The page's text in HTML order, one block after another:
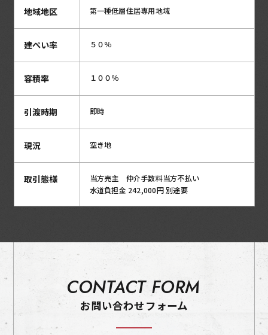
地域地区 第一種低層住居専用地域
建ぺい率 ５０％
容積率 １００％
引渡時期 即時
現況 空き地
取引態様
当方売主 仲介手数料当方不払い
水道負担金 242,000円 別途要
CONTACT FORM
お問い合わせフォーム